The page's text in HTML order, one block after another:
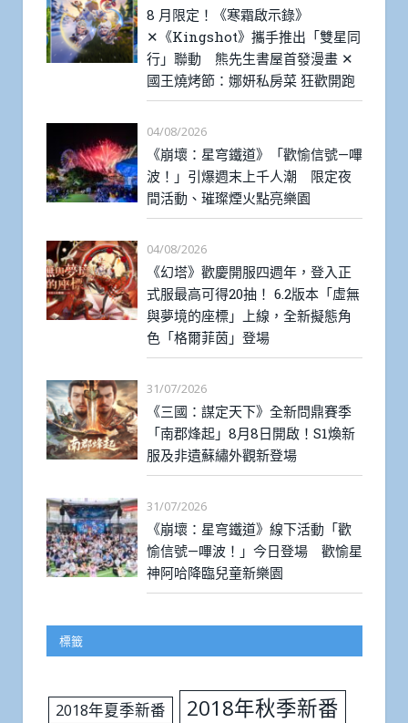
8 月限定！《寒霜啟示錄》
✕《Kingshot》攜手推出「雙星同
行」聯動 熊先生書屋首發漫畫 ✕
國王燒烤節：娜妍私房菜 狂歡開跑
04/08/2026
《崩壞：星穹鐵道》「歡愉信號—嗶
波！」引爆週末上千人潮 限定夜
間活動、璀璨煙火點亮樂園
04/08/2026
《幻塔》歡慶開服四週年，登入正
式服最高可得20抽！ 6.2版本「虛無
與夢境的座標」上線，全新擬態角
色「格爾菲茵」登場
31/07/2026
《三國：謀定天下》全新問鼎賽季
「南郡烽起」8月8日開啟！S1煥新
服及非遺蘇繡外觀新登場
31/07/2026
《崩壞：星穹鐵道》線下活動「歡
愉信號—嗶波！」今日登場 歡愉星
神阿哈降臨兒童新樂園
標籤
2018年夏季新番 2018年秋季新番